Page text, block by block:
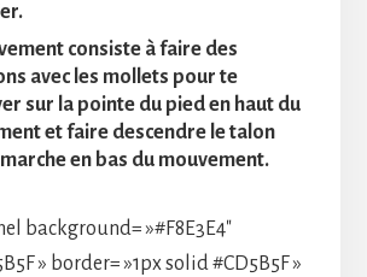
consiste à faire des
avec les mollets pour te
sur la pointe du pied en haut du
et faire descendre le talon
en bas du mouvement.
background= »#F8E3E4″
» border= »1px solid #CD5B5F »